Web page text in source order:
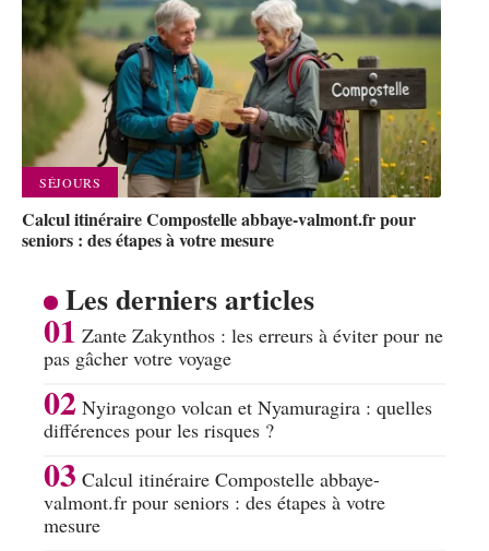
SÉJOURS
Calcul itinéraire Compostelle abbaye-valmont.fr pour
seniors : des étapes à votre mesure
Les derniers articles
Zante Zakynthos : les erreurs à éviter pour ne
pas gâcher votre voyage
Nyiragongo volcan et Nyamuragira : quelles
différences pour les risques ?
Calcul itinéraire Compostelle abbaye-
valmont.fr pour seniors : des étapes à votre
mesure